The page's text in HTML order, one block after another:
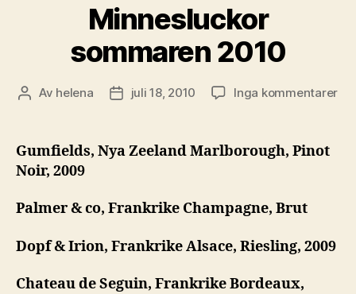
Minnesluckor
sommaren 2010
Inläggsförfattare
Av helena Inläggsdatum
juli 18, 2010 Inga kommentarertill
Gumfields, Nya Zeeland Marlborough, Pinot
Noir, 2009
Palmer & co, Frankrike Champagne, Brut
Dopf & Irion, Frankrike Alsace, Riesling, 2009
Chateau de Seguin, Frankrike Bordeaux,